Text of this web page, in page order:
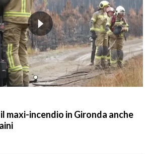
maxi-incendio in Gironda anche